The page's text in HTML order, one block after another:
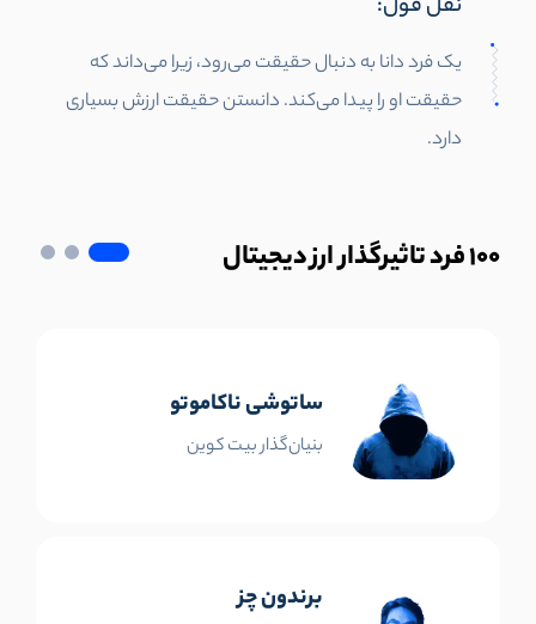
یک فرد دانا به دنبال حقیقت می‌رود، زیرا می‌داند که
حقیقت او را پیدا می‌کند. دانستن حقیقت ارزش بسیاری
دارد.
100فرد تاثیرگذار ارز دیجیتال
ساتوشی ناکاموتو
بنیان‌گذار بیت کوین
برندون چز